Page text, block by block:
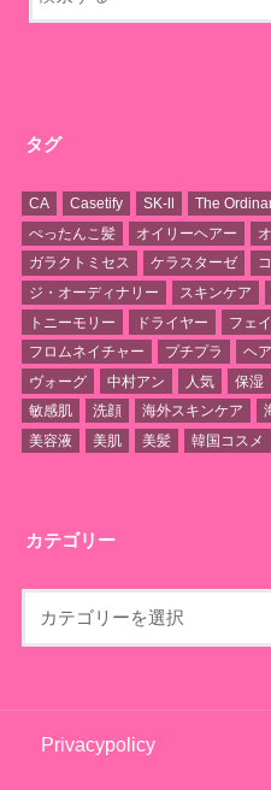
タグ
CA Casetify SK-Ⅱ The
ぺったんこ髪
オイリーヘアー
ガラクトミセス
ケラスターゼ
ジ・オーディナリー
スキンケア
トニーモリー
ドライヤー
フェ
フロムネイチャー
プチプラ ヘ
ヴォーグ
中村アン 人気 保湿
敏感肌
洗顔 海外スキンケア
美容液
美肌 美髪 韓国コスメ
カテゴリー
Privacypolicy